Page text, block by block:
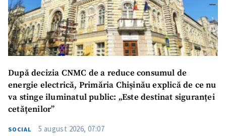
După decizia CNMC de a reduce consumul de
energie electrică, Primăria Chișinău explică de ce nu
va stinge iluminatul public: „Este destinat siguranței
cetățenilor”
SOCIAL 5 august 2026, 07:07